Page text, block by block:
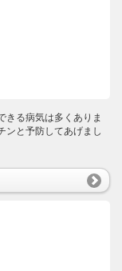
きる病気は多くありま
ンと予防してあげまし